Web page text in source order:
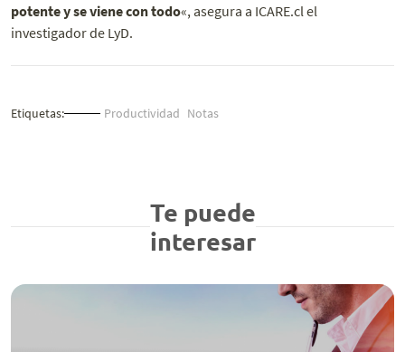
potente y se viene con todo«, asegura a ICARE.cl el
investigador de LyD.
Etiquetas: Productividad Notas
Te puede
interesar